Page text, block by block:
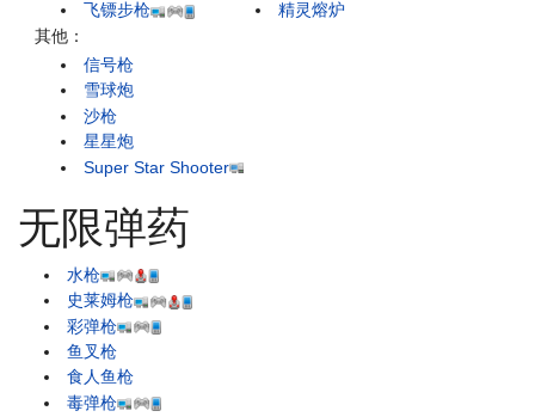
飞镖步枪
精灵熔炉
其他：
信号枪
雪球炮
沙枪
星星炮
Super Star Shooter
无限弹药
水枪
史莱姆枪
彩弹枪
鱼叉枪
食人鱼枪
毒弹枪